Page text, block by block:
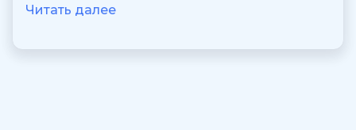
Читать далее